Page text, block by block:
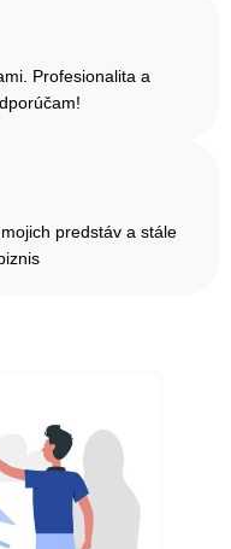
Profesionalita a
predstáv a stále